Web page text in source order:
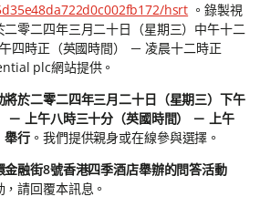
hsrt 。錄製視
零二四年三月二十日（星期三）中午十二
四時正（英國時間） － 凌晨十二時正
plc網站提供。
於二零二四年三月二十日（星期三）下午
－ 上午八時三十分（英國時間） － 上午
舉行 。我們提供親身或在線參與選擇。
融街8號香港四季酒店舉辦的問答活動
請回覆本訊息。